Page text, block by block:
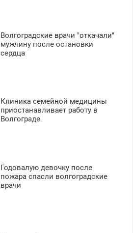
Волгоградские врачи "откачали"
мужчину после остановки
сердца
Клиника семейной медицины
приостанавливает работу в
Волгограде
Годовалую девочку после
пожара спасли волгоградские
врачи